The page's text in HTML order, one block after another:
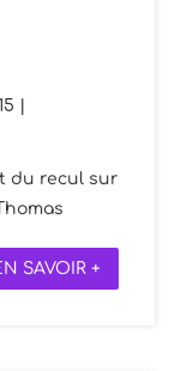
|
du recul sur
SAVOIR +